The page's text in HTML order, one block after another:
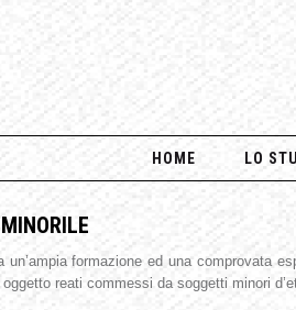
HOME LO
un’ampia formazione ed una comprovata
reati commessi da soggetti minori